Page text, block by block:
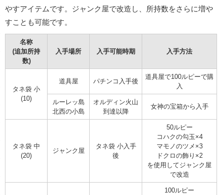
やすアイテムです。ジャンク屋で改造し、所持数をさらに増や
すことも可能です。
名称
(追加所持
数)
入手場所 入手可能時期 入手方法
タネ袋 小
(10)
道具屋 パチンコ入手後
道具屋で100ルピーで購
入
ルーレッ島
北西の小島
オルディン火山
到達以降
女神の宝箱から入手
タネ袋 中
(20)
ジャンク屋
タネ袋 小入手
後
50ルピー
コハクの勾玉×4
マモノのツメ×3
ドクロの飾り×2
を使用してジャンク屋
で改造
100ルピー